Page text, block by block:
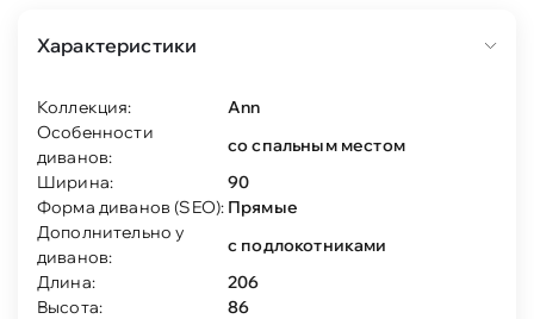
Характеристики
Коллекция:
Ann
Особенности
диванов:
со спальным местом
Ширина:
90
Форма диванов (SEO): Прямые
Дополнительно у
диванов:
с подлокотниками
Длина:
206
Высота:
86